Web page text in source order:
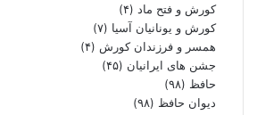
کورش و فتح ماد (۴)
کورش و یونانیان آسیا (۷)
همسر و فرزندان کورش (۴)
جشن های ایرانیان (۴۵)
حافظ (۹۸)
دیوان حافظ (۹۸)